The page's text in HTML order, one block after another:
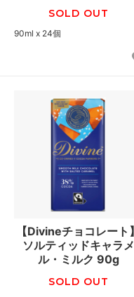
SOLD OUT
90ml x 24個
【Divineチョコレート】
ソルティッドキャラメ
ル・ミルク 90g
SOLD OUT